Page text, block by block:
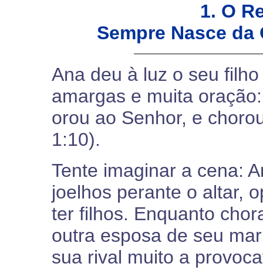
1. O
Sempre Nasce
Ana deu à luz o seu
amargas e muita
orou ao Senhor, e
1:10).
Tente imaginar a cena:
joelhos perante o altar,
ter filhos. Enquanto
outra esposa de seu
sua rival muito a